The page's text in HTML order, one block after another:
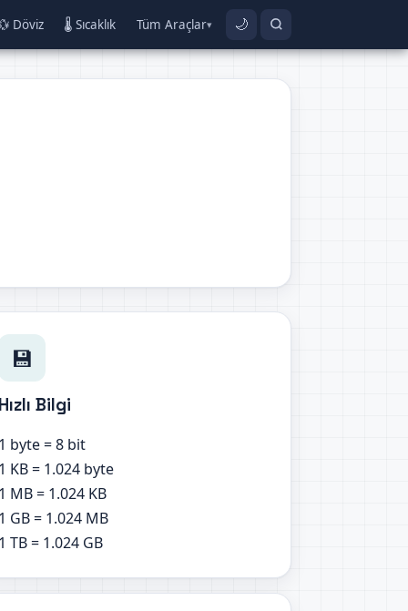
Döviz 🌡️ Sıcaklık Tüm Araçlar▾ 🌙
💾
Bilgi
byte = 8 bit
KB = 1.024 byte
MB = 1.024 KB
GB = 1.024 MB
TB = 1.024 GB